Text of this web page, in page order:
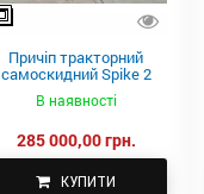
Причіп тракторний
самоскидний Spike 2
В наявності
285 000,00 грн.
КУПИТИ